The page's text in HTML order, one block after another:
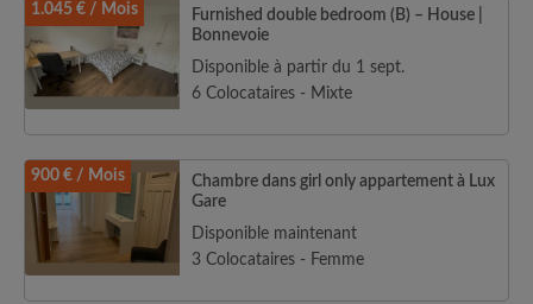
1.045 € / Mois
Furnished double bedroom (B) – House |
Bonnevoie
Disponible à partir du 1 sept.
6 Colocataires - Mixte
900 € / Mois
Chambre dans girl only appartement à Lux
Gare
Disponible maintenant
3 Colocataires - Femme